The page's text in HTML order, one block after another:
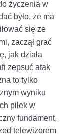
życzenia w
było, że ma
się ze
zaczął grać
jak działa
zepsuć atak
to tylko
wyniku
piłek w
fundament,
telewizorem